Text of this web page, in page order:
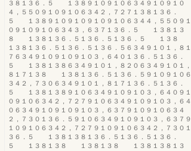
３８１３６．５ １３８９１０９１０６３４９１０９１０
４，５５０９１０９１０６３４２，７２７１３８１３６．
５ １３８９１０９１０９１０９１０６３４４，５５０９１
０９１０９１０６３４３，６３７１３６．５ １３８１３
８ １３８１３６．５１３６．５１３６．５ １３８
１３８１３６．５１３６．５１３６．５６３４９１０１，８１
７６３４９１０９１０９１０３，６４０１３６．５１３６．
５ １３８１３８６３４９１０１，８２０６３４９１０１，
８１７１３８ １３８１３６．５１３６．５９１０９１０６
３４２，７３０６３４９１０１，８１７１３６．５１３６．
５ １３８１３８９１０６３４９１０９１０３，６４０９１
０９１０６３４２，７２７９１０６３４９１０９１０３，６４
０６３４９１０９１０９１０３，６３７９１０９１０６３４
２，７３０１３６．５９１０６３４９１０９１０３，６３７９
１０９１０６３４２，７２７９１０９１０６３４２，７３０１
３６．５ １３８１３８１３６．５１３６．５１３６．
５ １３８１３８ １３８１３８ １３８１３８１３